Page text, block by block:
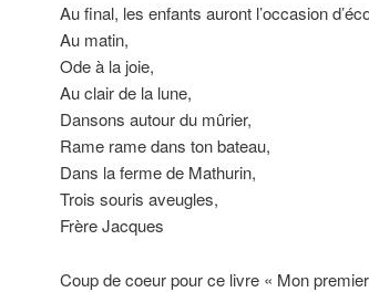
Au final, les enfants auront l’occasion
Au matin,
Ode à la joie,
Au clair de la lune,
Dansons autour du mûrier,
Rame rame dans ton bateau,
Dans la ferme de Mathurin,
Trois souris aveugles,
Frère Jacques
Coup de coeur pour ce livre « Mon